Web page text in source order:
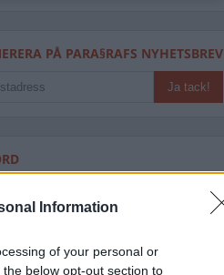
Information
of your personal or
below opt-out section to
PÅ PARA§RAFS NYHETSBREV
Börje R P Carlsson